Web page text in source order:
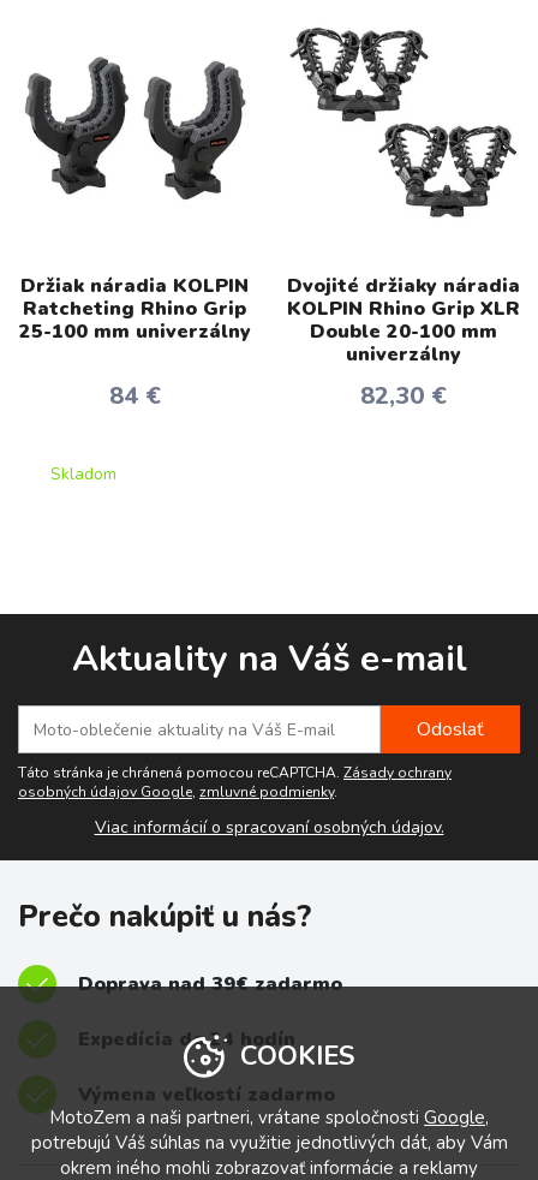
Držiak náradia KOLPIN
Ratcheting Rhino Grip
25-100 mm univerzálny
84 €
Skladom
Dvojité držiaky náradia
KOLPIN Rhino Grip XLR
Double 20-100 mm
univerzálny
82,30 €
Aktuality na Váš e-mail
Táto stránka je chránená pomocou reCAPTCHA. Zásady ochrany
osobných údajov Google, zmluvné podmienky.
Viac informácií o spracovaní osobných údajov.
Prečo nakúpiť u nás?
Doprava nad 39€ zadarmo
Expedícia do 24 hodín
Výmena veľkostí zadarmo
COOKIES
MotoZem a naši partneri, vrátane spoločnosti Google,
potrebujú Váš súhlas na využitie jednotlivých dát, aby Vám
okrem iného mohli zobrazovať informácie a reklamy